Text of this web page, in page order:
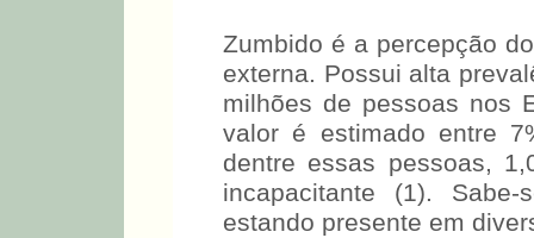
Zumbido é a percepção
externa. Possui alta
milhões de pessoas nos
valor é estimado entre
dentre essas pessoas,
incapacitante (1).
estando presente em